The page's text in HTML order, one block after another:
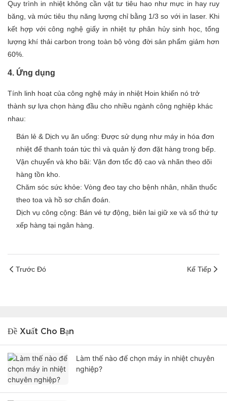
Quy trình in nhiệt không cần vật tư tiêu hao như mực in hay ruy
băng, và mức tiêu thụ năng lượng chỉ bằng 1/3 so với in laser. Khi
kết hợp với công nghệ giấy in nhiệt tự phân hủy sinh học, tổng
lượng khí thải carbon trong toàn bộ vòng đời sản phẩm giảm hơn
60%.
4. Ứng dụng
Tính linh hoạt của công nghệ máy in nhiệt Hoin khiến nó trở
thành sự lựa chọn hàng đầu cho nhiều ngành công nghiệp khác
nhau:
Bán lẻ & Dịch vụ ăn uống: Được sử dụng như máy in hóa đơn
nhiệt để thanh toán tức thì và quản lý đơn đặt hàng trong bếp.
Vận chuyển và kho bãi: Vận đơn tốc độ cao và nhãn theo dõi
hàng tồn kho.
Chăm sóc sức khỏe: Vòng đeo tay cho bệnh nhân, nhãn thuốc
theo toa và hồ sơ chẩn đoán.
Dịch vụ công cộng: Bán vé tự động, biên lai giữ xe và số thứ tự
xếp hàng tại ngân hàng.
Trước Đó Kế Tiếp
Đề Xuất Cho Bạn
Làm thế nào để chọn máy in nhiệt chuyên
nghiệp?